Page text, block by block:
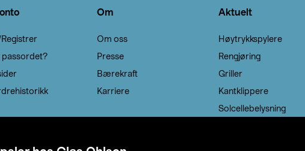
passordet?
Om
Om oss
Presse
Bærekraft
Karriere
Aktuelt
Høytrykkspylere
Rengjøring
Griller
Kantklippere
Solcellebelysning